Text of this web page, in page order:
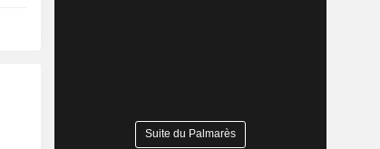
Suite du Palmarès